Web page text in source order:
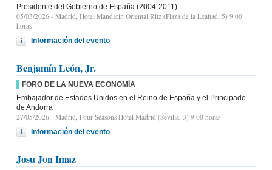
Presidente del Gobierno de España (2004-2011)
05/03/2026 - Madrid, Hotel Mandarin Oriental Ritz (Plaza de la Lealtad, 5) 9:00
horas
Información del evento
Benjamín León, Jr.
FORO DE LA NUEVA ECONOMÍA
Embajador de Estados Unidos en el Reino de España y el Principado
de Andorra
27/05/2026 - Madrid, Four Seasons Hotel Madrid (Sevilla, 3) 9.00 horas
Información del evento
Josu Jon Imaz